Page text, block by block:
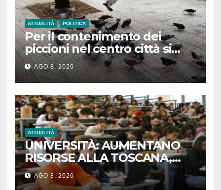
ATTUALITÀ POLITICA
Per il contenimento dei
piccioni nel centro città si
applica il Piano della Regione
Toscana a tutela della salute
pubblica e del patrimonio
cittadino
AGO 8, 2026
ATTUALITÀ
UNIVERSITÀ: AUMENTANO
RISORSE ALLA TOSCANA,
OLTRE 720 MILIONI DAL MUR
AD ATENEI REGIONE
AGO 8, 2026